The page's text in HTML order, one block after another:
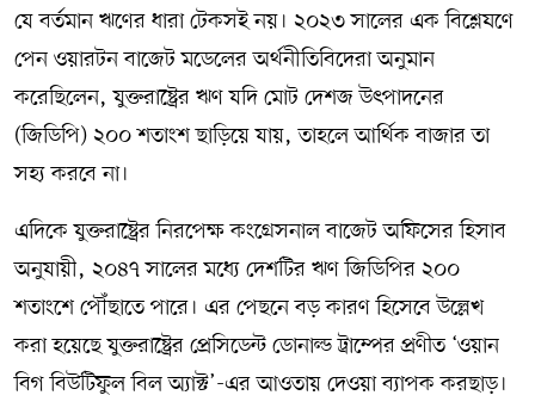
যে বর্তমান ঋণের ধারা টেকসই নয়। ২০২৩ সালের এক বিশ্লেষণে
পেন ওয়ারটন বাজেট মডেলের অর্থনীতিবিদেরা অনুমান
করেছিলেন, যুক্তরাষ্ট্রের ঋণ যদি মোট দেশজ উৎপাদনের
(জিডিপি) ২০০ শতাংশ ছাড়িয়ে যায়, তাহলে আর্থিক বাজার তা
সহ্য করবে না।
এদিকে যুক্তরাষ্ট্রের নিরপেক্ষ কংগ্রেসনাল বাজেট অফিসের হিসাব
অনুযায়ী, ২০৪৭ সালের মধ্যে দেশটির ঋণ জিডিপির ২০০
শতাংশে পৌঁছাতে পারে। এর পেছনে বড় কারণ হিসেবে উল্লেখ
করা হয়েছে যুক্তরাষ্ট্রের প্রেসিডেন্ট ডোনাল্ড ট্রাম্পের প্রণীত ‘ওয়ান
বিগ বিউটিফুল বিল অ্যাক্ট’-এর আওতায় দেওয়া ব্যাপক করছাড়।